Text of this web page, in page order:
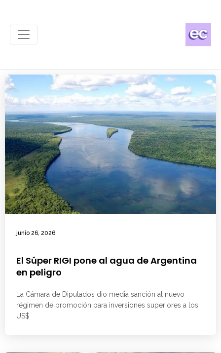
junio 26, 2026
El Súper RIGI pone al agua de Argentina
en peligro
La Cámara de Diputados dio media sanción al nuevo
régimen de promoción para inversiones superiores a los
US$